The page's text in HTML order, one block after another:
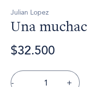
Julian Lopez
Una
$32.500
- +